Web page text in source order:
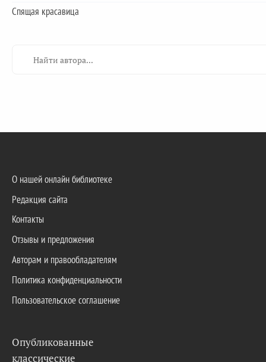
Спящая красавица
О нашей онлайн библиотеке
Редакция сайта
Контакты
Отзывы и предложения
Авторам и правообладателям
Политика конфиденциальности
Пользовательское соглашение
Опубликованные
классические